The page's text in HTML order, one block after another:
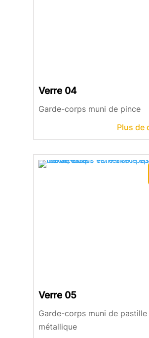
Verre 04
Garde-corps muni de pince
Plus de
Verre 05
Garde-corps muni de pastille
métallique